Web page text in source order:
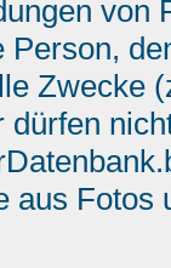
von
Person,
Zwecke
dürfen
aus Fotos